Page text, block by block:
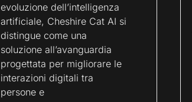
evoluzione dell’intelligenza
artificiale, Cheshire Cat AI si
distingue come una
soluzione all’avanguardia
progettata per migliorare le
interazioni digitali tra
persone e